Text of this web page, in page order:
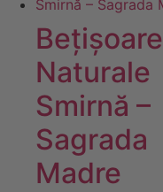
Bețișoare
Naturale
Smirnă –
Sagrada
Madre